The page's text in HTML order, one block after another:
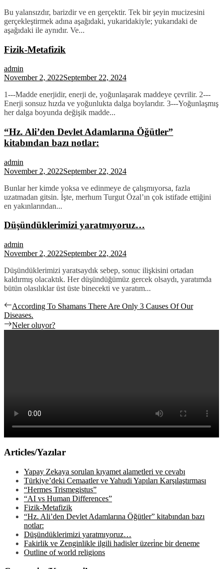
Bu yalansızdır, barizdir ve en gerçektir. Tek bir şeyin mucizesini
gerçekleştirmek adına aşağıdaki, yukaridakiyle; yukarıdaki de
aşağıdaki ile aynıdır. Ve...
Fizik-Metafizik
admin
November 2, 2022September 22, 2024
1---Madde enerjidir, enerji de, yoğunlaşarak maddeye çevrilir. 2---
Enerji sonsuz hızda ve yoğunlukta dalga boylarıdır. 3---Yoğunlaşmış
her dalga boyunda değişik madde...
“Hz. Ali’den Devlet Adamlarına Öğütler”
kitabından bazı notlar:
admin
November 2, 2022September 22, 2024
Bunlar her kimde yoksa ve edinmeye de çalışmıyorsa, fazla
uzatmadan gitsin. İşte, merhum Turgut Özal’ın çok istifade ettiğini
en yakınlarından...
Düşündüklerimizi yaratmıyoruz…
admin
November 2, 2022September 22, 2024
Düşündüklerimizi yaratsaydık sebep, sonuc ilişkisini ortadan
kaldırmış olacaktık. Her düşündüğümüz gercek olsaydı, yaratımda
bütün olasılıklar üst üste binecekti ve yaratım...
Post
navigation
Previous
post:
According To Shamans There Are Only 3 Causes Of Our
Diseases.
Next
post:
Neler oluyor?
Articles/Yazılar
Yapay Zekaya sorulan kıyamet alametleri ve cevabı
Türkiye’deki Cemaatler ve Yahudi Yapıları Karşılaştırması
“Hermes Trismegistus”
“AI vs Human Differences”
Fizik-Metafizik
“Hz. Ali’den Devlet Adamlarına Öğütler” kitabından bazı
notlar:
Düşündüklerimizi yaratmıyoruz…
Fakirlik ve Zenginlikle ilgili hadisler üzeri̇ne bir deneme
Outline of world religions